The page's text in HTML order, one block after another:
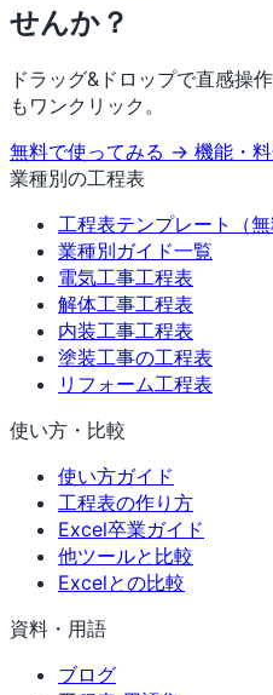
せんか？
ドラッグ&ドロップで直感操
もワンクリック。
無料で使ってみる → 機能・
業種別の工程表
工程表テンプレート（無
業種別ガイド一覧
電気工事工程表
解体工事工程表
内装工事工程表
塗装工事の工程表
リフォーム工程表
使い方・比較
使い方ガイド
工程表の作り方
Excel卒業ガイド
他ツールと比較
Excelとの比較
資料・用語
ブログ